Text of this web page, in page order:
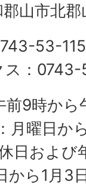
郡山市北
53-
ス：
前9時か
月曜日か
日および
から1月3